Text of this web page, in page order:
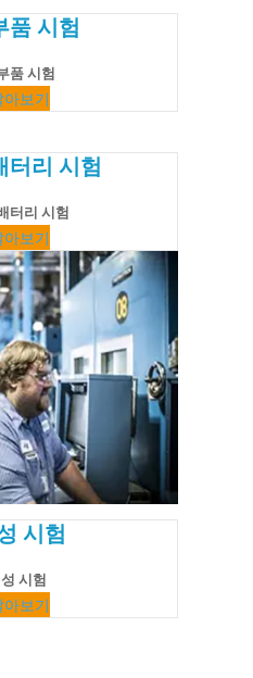
품 시험
품 시험
아보기
터리 시험
터리 시험
아보기
시험
시험
아보기